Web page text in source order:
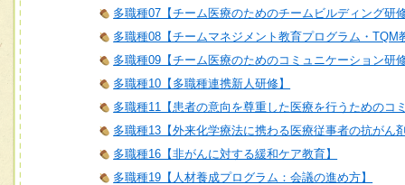
多職種07【チーム医療のためのチームビルディング研
多職種08【チームマネジメント教育プログラム・TQM
多職種09【チーム医療のためのコミュニケーション研
多職種10【多職種連携新人研修】
多職種11【患者の意向を尊重した医療を行うためのコ
多職種13【外来化学療法に携わる医療従事者の抗がん
多職種16【非がんに対する緩和ケア教育】
多職種19【人材養成プログラム：会議の進め方】